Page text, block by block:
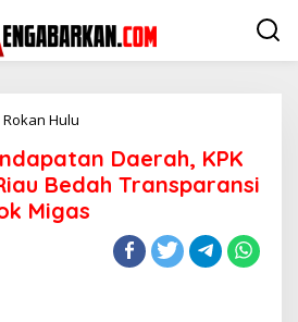
Rokan Hulu
Daerah,
KPK
dan
Pemprov
Bedah
Daerah, KPK
Bedah Transparansi
Migas